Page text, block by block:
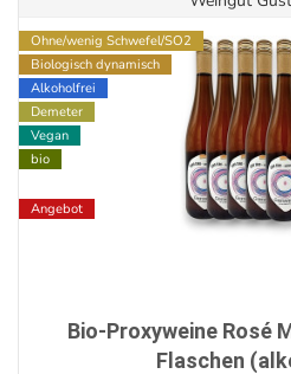
Ohne/wenig Schwefel/SO2
Biologisch dynamisch
Alkoholfrei
Demeter
Vegan
bio
Angebot
Bio-Proxyweine Rosé
Flaschen